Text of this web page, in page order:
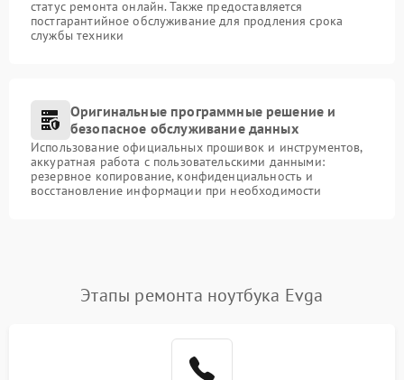
статус ремонта онлайн. Также предоставляется
постгарантийное обслуживание для продления срока
службы техники
Оригинальные программные решение и
безопасное обслуживание данных
Использование официальных прошивок и инструментов,
аккуратная работа с пользовательскими данными:
резервное копирование, конфиденциальность и
восстановление информации при необходимости
Этапы ремонта ноутбука Evga